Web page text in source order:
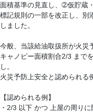
面積基準の見直し、➁仮貯蔵
標記規則の一部を改正し、別
しました。
今般、当該給油取扱所が火災
キャノピー面積割合2/3 まで
し。
火災予防上安全と認められる
【認められる例】
・2/3 以下 かつ 上屋の周り